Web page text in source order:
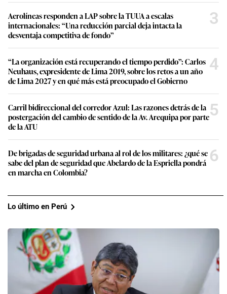
c
o
n
d
s
Aerolíneas responden a LAP sobre la TUUA a escalas
internacionales: “Una reducción parcial deja intacta la
desventaja competitiva de fondo”
3
“La organización está recuperando el tiempo perdido”: Carlos
Neuhaus, expresidente de Lima 2019, sobre los retos a un año
de Lima 2027 y en qué más está preocupado el Gobierno
4
Carril bidireccional del corredor Azul: Las razones detrás de la
postergación del cambio de sentido de la Av. Arequipa por parte
de la ATU
5
De brigadas de seguridad urbana al rol de los militares: ¿qué se
sabe del plan de seguridad que Abelardo de la Espriella pondrá
en marcha en Colombia?
6
Lo último en Perú